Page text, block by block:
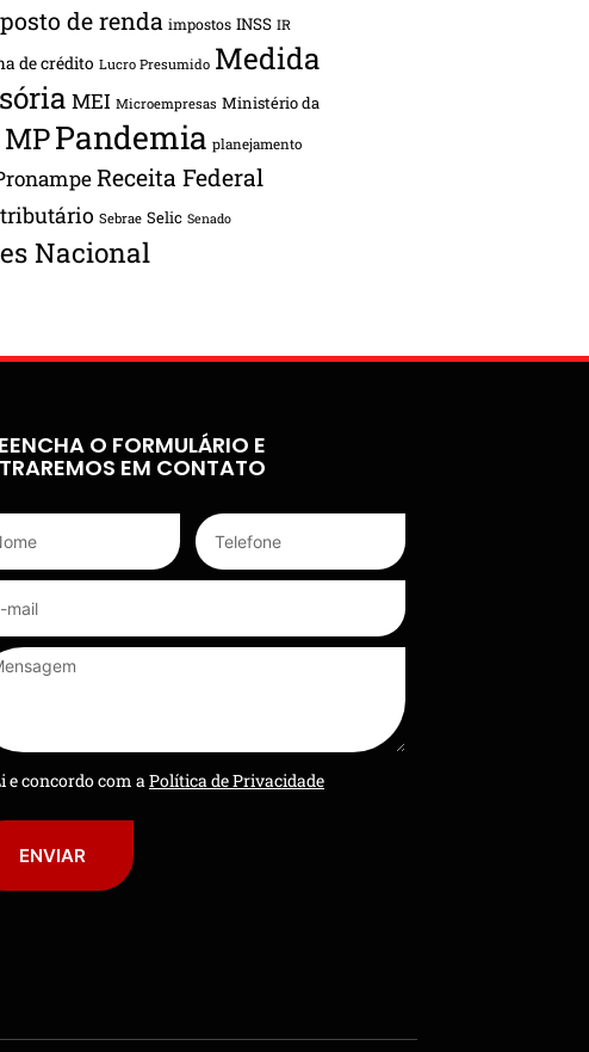
de renda impostos INSS IR
de crédito Lucro Presumido Medida
MEI Microempresas Ministério da
MPPandemia planejamento
Receita Federal
Sebrae Selic Senado
Nacional
O FORMULÁRIO E
EM CONTATO
e concordo com aPolítica de Privacidade
ENVIAR